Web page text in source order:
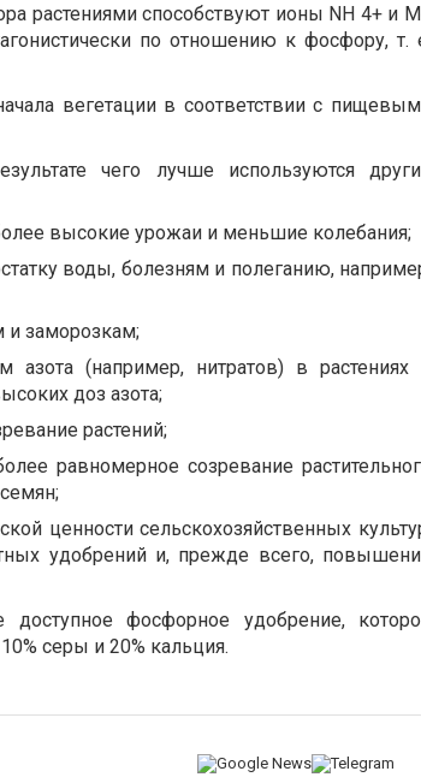
растениями способствуют ионы NH 4+ и
по отношению к фосфору, т.
вегетации в соответствии с
чего лучше используются
высокие урожаи и меньшие колебания;
воды, болезням и полеганию,
и заморозкам;
азота (например, нитратов) в растениях
доз азота;
растений;
равномерное созревание
ценности сельскохозяйственных
удобрений и, прежде всего,
фосфорное удобрение,
серы и 20% кальция.